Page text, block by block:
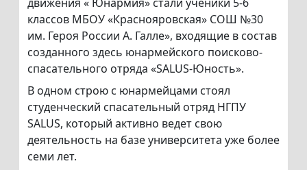
классов МБОУ «Краснояровская» СОШ №30
им. Героя России А. Галле», входящие в состав
созданного здесь юнармейского поисково-
спасательного отряда «SALUS-Юность».
В одном строю с юнармейцами стоял
студенческий спасательный отряд НГПУ
SALUS, который активно ведет свою
деятельность на базе университета уже более
семи лет.